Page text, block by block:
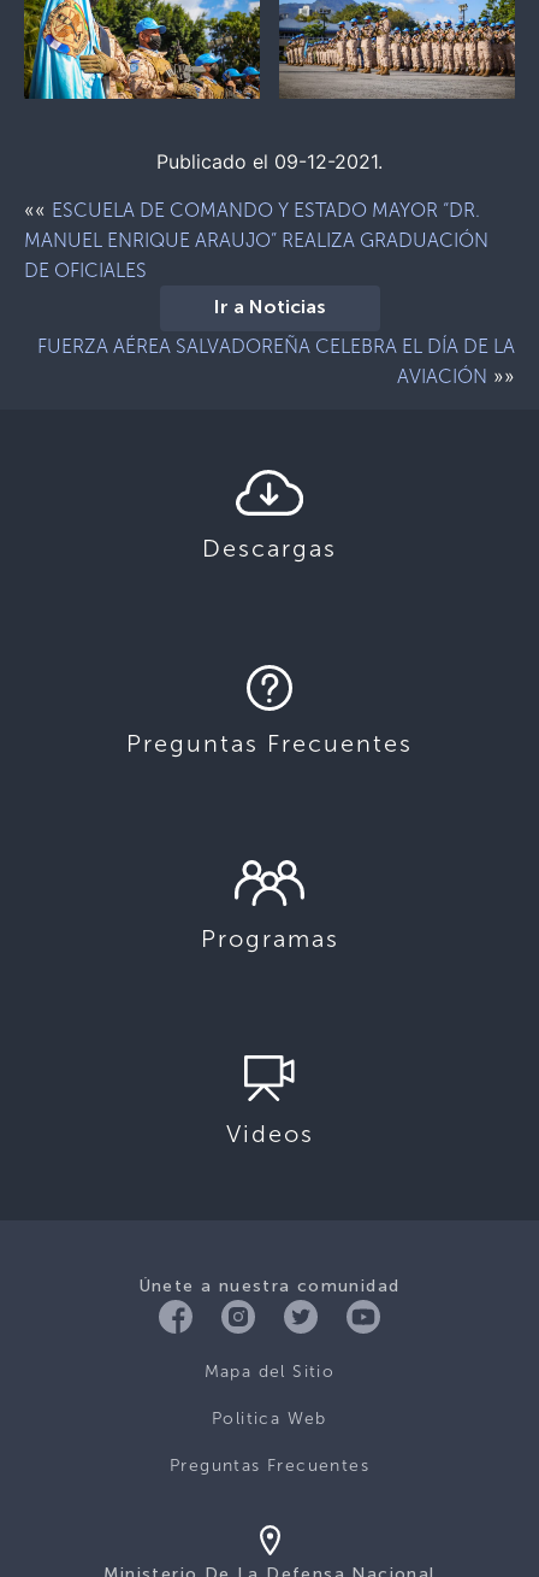
Publicado el 09-12-2021.
«« ESCUELA DE COMANDO Y ESTADO MAYOR “DR.
MANUEL ENRIQUE ARAUJO” REALIZA GRADUACIÓN
DE OFICIALES
Ir a Noticias
FUERZA AÉREA SALVADOREÑA CELEBRA EL DÍA DE LA
AVIACIÓN »»
Descargas
Preguntas Frecuentes
Programas
Videos
Únete a nuestra comunidad
Mapa del Sitio
Politica Web
Preguntas Frecuentes